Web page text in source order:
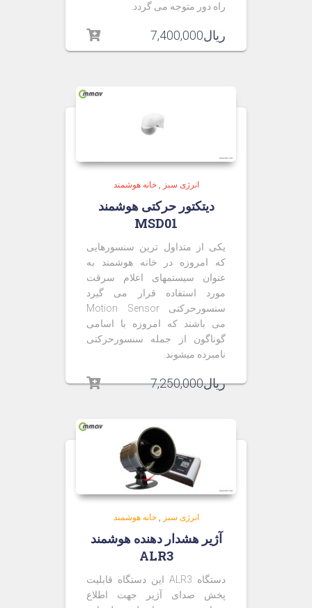
راه دور متوجه می گردد.
ریال7,400,000
انرژی سبز ,خانه هوشمند
دیتکتور حرکتی هوشمند
MSD01
یکی از متداول ترین سنسورهایی
که امروزه در خانه هوشمند به
عنوان سیستمهای اعلام سرقت
مورد استفاده قرار می گیرد
سنسورحرکتی Motion Sensor
می باشند که امروزه با اسامی
گوناگون از جمله سنسورحرکتی
نامبرده میشوند.
ریال7,250,000
انرژی سبز ,خانه هوشمند
آژیر هشدار دهنده هوشمند
ALR3
دستگاه ALR3 این دستگاه قابلیت
پخش صدای آژیر جهت اطلاع